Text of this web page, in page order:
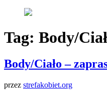
Tag: Body/
Body/Ciało –
przez strefakobiet.org